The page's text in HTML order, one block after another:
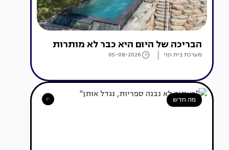
הבריכה של היום היא כבר לא מותרות
מערכת בית ונוי 05-08-2026
מה חדש